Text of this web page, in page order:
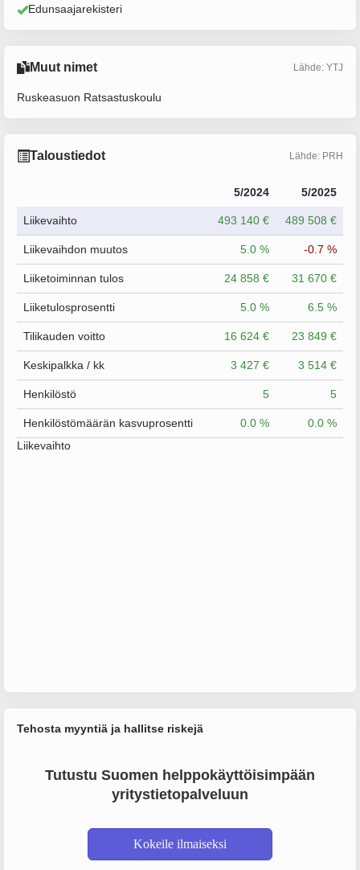
Edunsaajarekisteri
Muut nimet Lähde: YTJ
Ruskeasuon Ratsastuskoulu
Taloustiedot Lähde: PRH
5/2024 5/2025
Liikevaihto 493 140 € 489 508 €
Liikevaihdon muutos 5.0 % -0.7 %
Liiketoiminnan tulos 24 858 € 31 670 €
Liiketulosprosentti 5.0 % 6.5 %
Tilikauden voitto 16 624 € 23 849 €
Keskipalkka / kk 3 427 € 3 514 €
Henkilöstö 5 5
Henkilöstömäärän kasvuprosentti 0.0 %
0.0 %
Liikevaihto
Tehosta myyntiä ja hallitse riskejä
Tutustu Suomen helppokäyttöisimpään
yritystietopalveluun
Kokeile ilmaiseksi